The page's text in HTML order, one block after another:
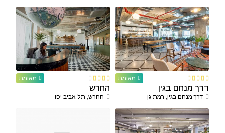
מאומת
דרך מנחם בגין
דרך מנחם בגין, רמת גן
מאומת
החרש
החרש, תל אביב יפו